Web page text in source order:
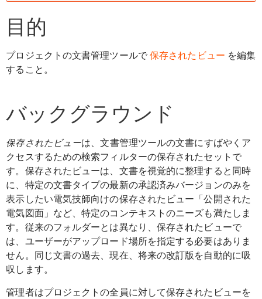
目的
プロジェクトの文書管理ツールで 保存されたビュー を編集
すること。
バックグラウンド
保存されたビューは、文書管理ツールの文書にすばやくア
クセスするための検索フィルターの保存されたセットで
す。保存されたビューは、文書を視覚的に整理すると同時
に、特定の文書タイプの最新の承認済みバージョンのみを
表示したい電気技師向けの保存されたビュー「公開された
電気図面」など、特定のコンテキストのニーズも満たしま
す。従来のフォルダーとは異なり、保存されたビューで
は、ユーザーがアップロード場所を指定する必要はありま
せん。同じ文書の過去、現在、将来の改訂版を自動的に吸
収します。
管理者はプロジェクトの全員に対して保存されたビューを